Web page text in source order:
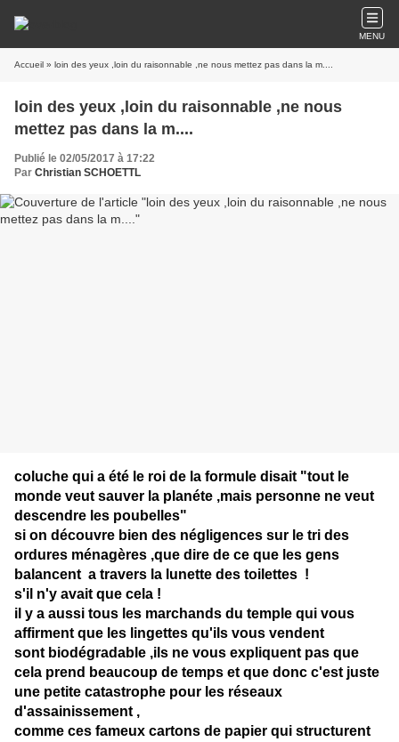
MENU
Accueil » loin des yeux ,loin du raisonnable ,ne nous mettez pas dans la m....
loin des yeux ,loin du raisonnable ,ne nous
mettez pas dans la m....
Publié le 02/05/2017 à 17:22
Par Christian SCHOETTL
coluche qui a été le roi de la formule disait "tout le
monde veut sauver la planéte ,mais personne ne veut
descendre les poubelles"
si on découvre bien des négligences sur le tri des
ordures ménagères ,que dire de ce que les gens
balancent a travers la lunette des toilettes !
s'il n'y avait que cela !
il y a aussi tous les marchands du temple qui vous
affirment que les lingettes qu'ils vous vendent
sont biodégradable ,ils ne vous expliquent pas que
cela prend beaucoup de temps et que donc c'est juste
une petite catastrophe pour les réseaux
d'assainissement ,
comme ces fameux cartons de papier qui structurent